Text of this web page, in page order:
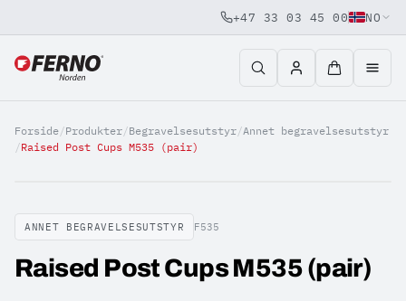
Jump to content
+47 33 03 45 00 NO
Forside/Produkter/Begravelsesutstyr/Annet begravelsesutstyr
/Raised Post Cups M535 (pair)
ANNET BEGRAVELSESUTSTYR F535
Raised Post Cups M535 (pair)